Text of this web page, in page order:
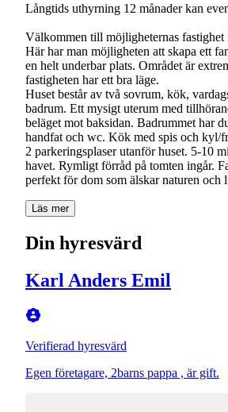
Långtids uthyrning 12 månader kan
Välkommen till möjligheternas
Här har man möjligheten att skapa ett
en helt underbar plats. Området är
fastigheten har ett bra läge.
Huset består av två sovrum, kök,
badrum. Ett mysigt uterum med
beläget mot baksidan. Badrummet har
handfat och wc. Kök med spis och kyl/
2 parkeringsplaser utanför huset. 5-10
havet. Rymligt förråd på tomten ingår.
perfekt för dom som älskar naturen och
Läs mer
Din hyresvärd
Karl Anders Emil
Verifierad hyresvärd
Egen företagare, 2barns pappa , är gift.